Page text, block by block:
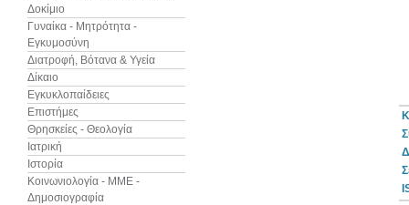
Δοκίμιο
Γυναίκα - Μητρότητα -
Εγκυμοσύνη
Διατροφή, Βότανα & Υγεία
Δίκαιο
Εγκυκλοπαίδειες
Επιστήμες
Θρησκείες - Θεολογία
Ιατρική
Ιστορία
Κοινωνιολογία - ΜΜΕ -
Δημοσιογραφία